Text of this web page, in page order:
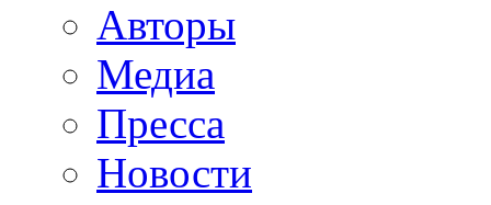
Авторы
Медиа
Пресса
Новости